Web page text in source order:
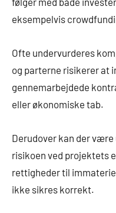
eksempelvis
Ofte undervurderes
og parterne risikerer
gennemarbejdede
eller økonomiske tab.
Derudover kan der
risikoen ved projektets
rettigheder til
ikke sikres korrekt.